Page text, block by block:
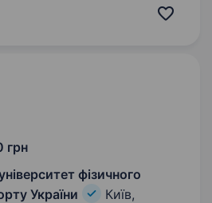
грн
фізичного
України
Київ,